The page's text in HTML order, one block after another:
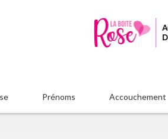
Prénoms Accouchement